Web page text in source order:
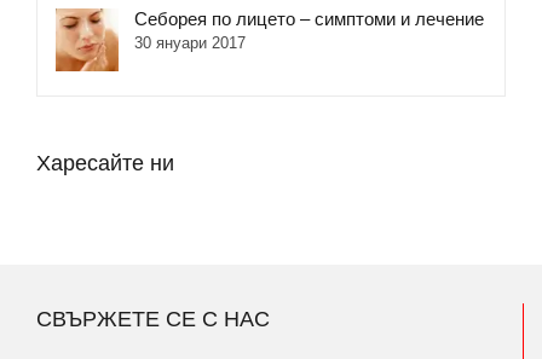
Себорея по лицето – симптоми и лечение
30 януари 2017
Харесайте ни
СВЪРЖЕТЕ СЕ С НАС